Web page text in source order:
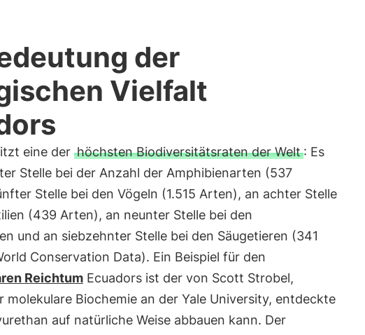
der
Vielfalt
eine der höchsten Biodiversitätsraten der Welt: Es
Stelle bei der Anzahl der Amphibienarten (537
Stelle bei den Vögeln (1.515 Arten), an achter Stelle
(439 Arten), an neunter Stelle bei den
und an siebzehnter Stelle bei den Säugetieren (341
Conservation Data). Ein Beispiel für den
ReichtumEcuadors ist der von Scott Strobel,
molekulare Biochemie an der Yale University, entdeckte
auf natürliche Weise abbauen kann. Der